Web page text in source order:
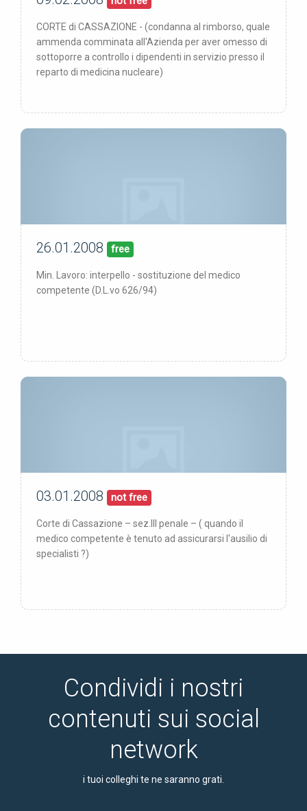
CORTE di CASSAZIONE - (condanna al rimborso, quale
ammenda comminata all'Azienda per aver omesso di
sottoporre a controllo i dipendenti in servizio presso il
reparto di medicina nucleare)
pubblicata: 26/01/08
26.01.2008 free
Min. Lavoro: interpello - sostituzione del medico
competente (D.L.vo 626/94)
pubblicata: 03/01/08
03.01.2008 not free
Corte di Cassazione – sez.III penale – ( quando il
medico competente è tenuto ad assicurarsi l'ausilio di
specialisti ?)
Condividi i nostri
contenuti sui social
network
i tuoi colleghi te ne saranno grati.